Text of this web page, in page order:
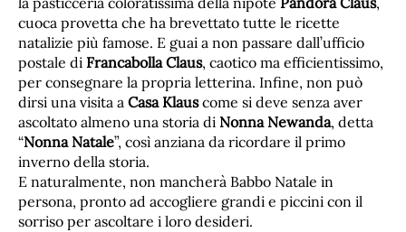
cuoca provetta che ha brevettato tutte le ricette
natalizie più famose. E guai a non passare dall’ufficio
postale di Francabolla Claus, caotico ma efficientissimo,
per consegnare la propria letterina. Infine, non può
dirsi una visita a Casa Klauscome si deve senza aver
ascoltato almeno una storia di Nonna Newanda, detta
“Nonna Natale”, così anziana da ricordare il primo
inverno della storia.
E naturalmente, non mancherà Babbo Natale in
persona, pronto ad accogliere grandi e piccini con il
sorriso per ascoltare i loro desideri.